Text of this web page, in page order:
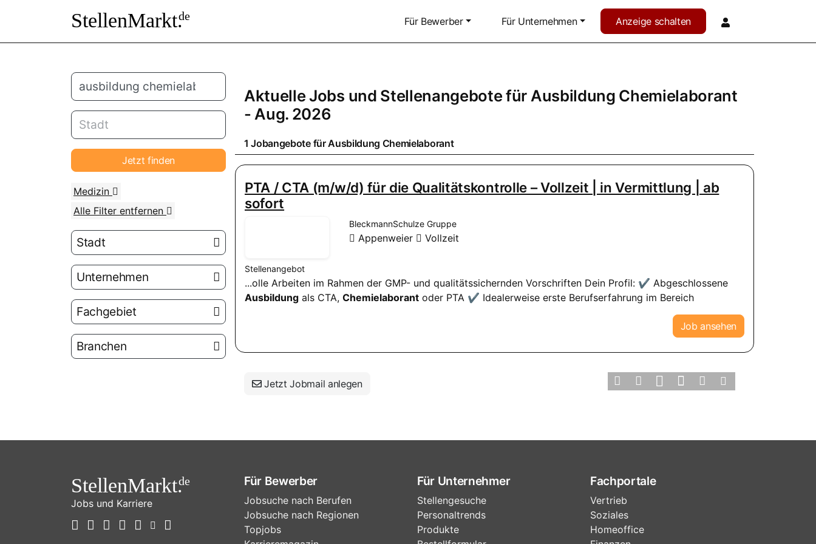
StellenMarkt.de Für Bewerber Für Unternehmen Anzeige schalten
Jetzt finden
Medizin
Alle Filter entfernen
Stadt
Unternehmen
Fachgebiet
Branchen
Aktuelle Jobs und Stellenangebote für Ausbildung Chemielaborant
- Aug. 2026
1 Jobangebote fürAusbildung Chemielaborant
PTA / CTA (m/w/d) für die Qualitätskontrolle – Vollzeit | in Vermittlung | ab
sofort
BleckmannSchulze Gruppe
Appenweier Vollzeit
Stellenangebot
...olle Arbeiten im Rahmen der GMP- und qualitätssichernden Vorschriften Dein Profil: ✔ Abgeschlossene
Ausbildung als CTA, Chemielaborant oder PTA ✔ Idealerweise erste Berufserfahrung im Bereich
Job ansehen
Jetzt Jobmail anlegen
StellenMarkt.de
Jobs und Karriere
Für Bewerber
Jobsuche nach Berufen
Jobsuche nach Regionen
Topjobs
Für Unternehmer
Stellengesuche
Personaltrends
Produkte
Fachportale
Vertrieb
Soziales
Homeoffice